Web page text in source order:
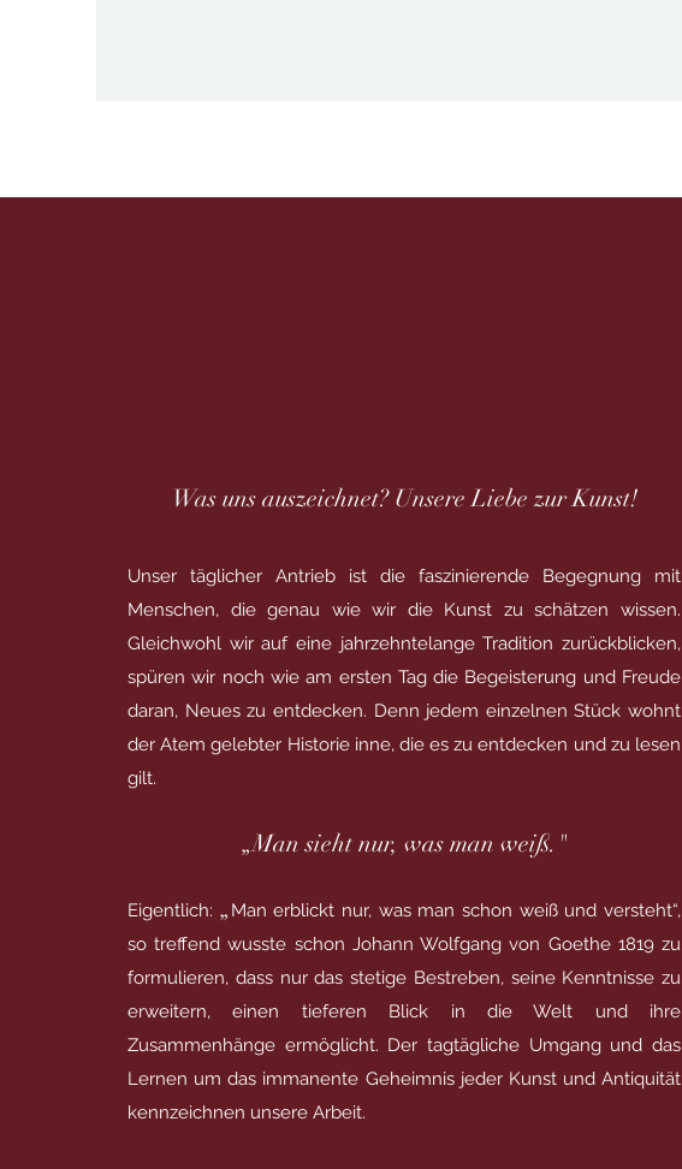
Was uns auszeichnet? Unsere Liebe zur Kunst!
Unser täglicher Antrieb ist die faszinierende Begegnung mit
Menschen, die genau wie wir die Kunst zu schätzen wissen.
Gleichwohl wir auf eine jahrzehntelange Tradition zurückblicken,
spüren wir noch wie am ersten Tag die Begeisterung und Freude
daran, Neues zu entdecken. Denn jedem einzelnen Stück wohnt
der Atem gelebter Historie inne, die es zu entdecken und zu lesen
gilt.
„Man sieht nur, was man weiß."
Eigentlich: „ Man erblickt nur, was man schon weiß und versteht“,
so treffend wusste schon Johann Wolfgang von Goethe 1819 zu
formulieren, dass nur das stetige Bestreben, seine Kenntnisse zu
erweitern, einen tieferen Blick in die Welt und ihre
Zusammenhänge ermöglicht. Der tagtägliche Umgang und das
Lernen um das immanente Geheimnis jeder Kunst und Antiquität
kennzeichnen unsere Arbeit.